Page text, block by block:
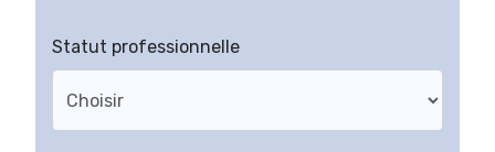
Statut professionnelle